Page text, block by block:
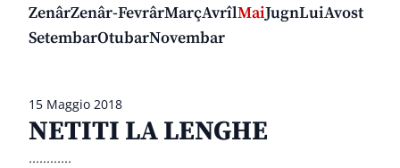
15 Maggio 2018
NETITI LA LENGHE
............
ZenârZenâr-FevrârMarçAvrîlMaiJugnLuiAvost
SetembarOtubarNovembar